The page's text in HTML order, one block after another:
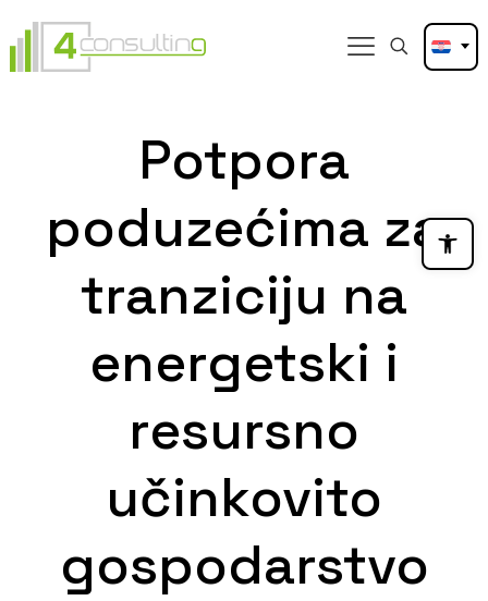
Potpora
poduzećima za
tranziciju na
energetski i
resursno
učinkovito
gospodarstvo